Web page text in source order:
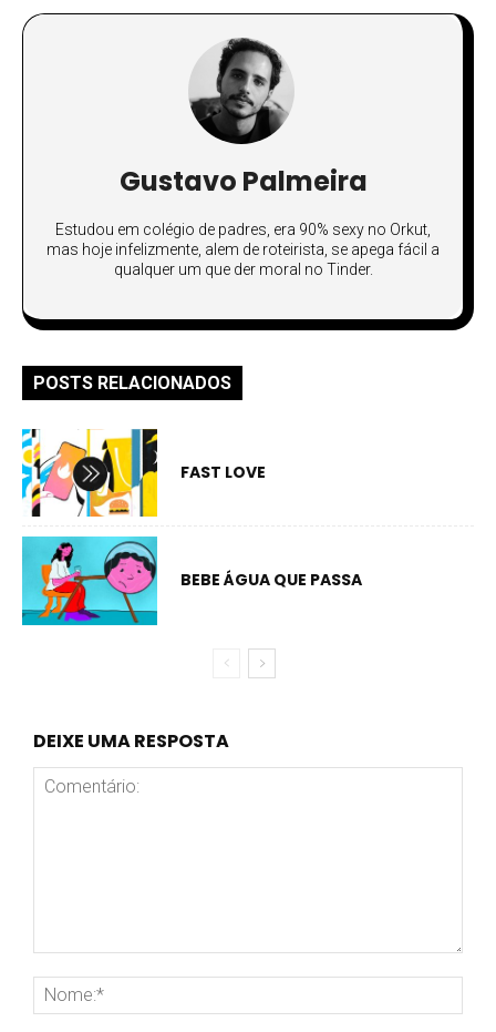
Gustavo Palmeira
Estudou em colégio de padres, era 90% sexy no Orkut,
mas hoje infelizmente, alem de roteirista, se apega fácil a
qualquer um que der moral no Tinder.
POSTS RELACIONADOS
FAST LOVE
BEBE ÁGUA QUE PASSA
DEIXE UMA RESPOSTA